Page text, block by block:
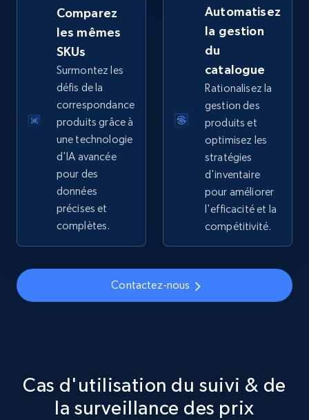
URL, Title, Available, Description, Currency, Initial
price, Final price, Discount percent, and more.
5.4K+ 668+ Commencer
TikTok Shop - discover records by shop url
URL, Title, Available, Description, Currency, Initial
price, Final price, Discount percent, and more.
5.4K+ Commencer
Amazon sellers info
Seller id, URL, Seller name, Description, Detailed
Comparez
les mêmes
SKUs
Surmontez les
défis de la
correspondance
produits grâce à
une technologie
d'IA avancée
pour des
données
précises et
complètes.
Automatisez
la gestion
du
catalogue
Rationalisez la
gestion des
produits et
optimisez les
stratégies
d'inventaire
pour améliorer
l'efficacité et la
compétitivité.
Contactez-nous
Cas d'utilisation du suivi & de
la surveillance des prix